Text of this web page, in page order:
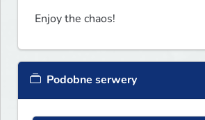
Enjoy the chaos!
Podobne serwery